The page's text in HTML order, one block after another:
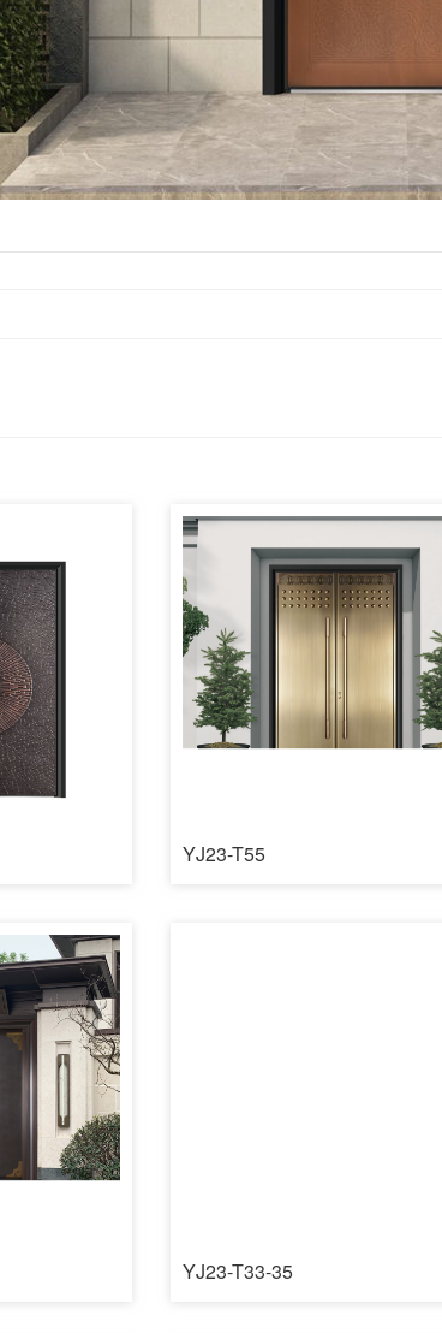
YJ23-T55
YJ23-T33-35